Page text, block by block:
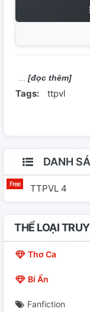
[đọc thêm]
Tags: ttpvl
DANH
TTPVL 4
THỂ LOẠI
Thơ Ca
Bí Ẩn
Fanfiction